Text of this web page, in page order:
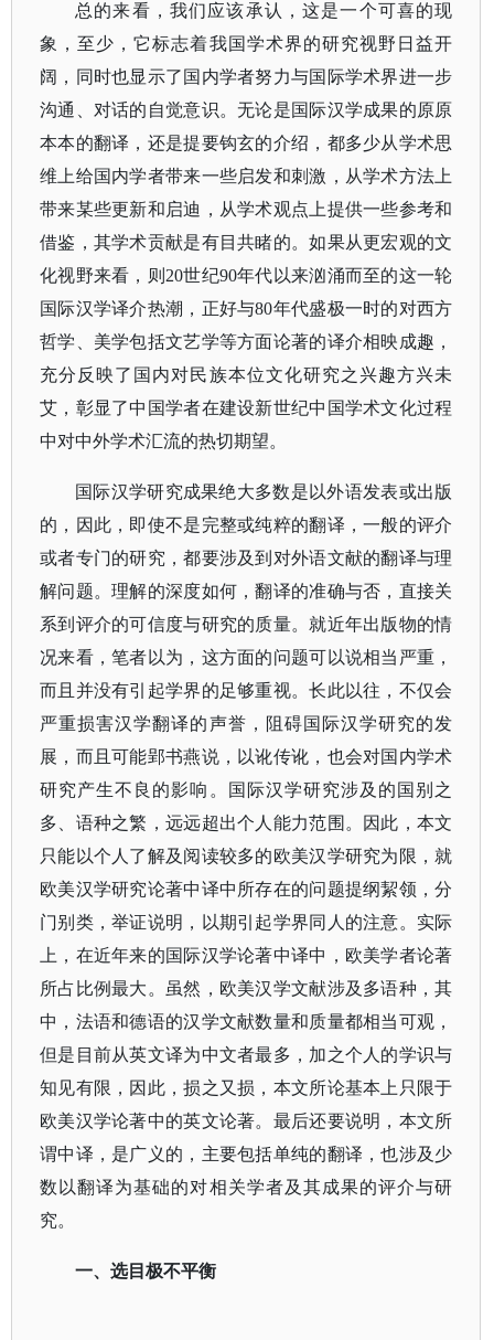
总的来看，我们应该承认，这是一个可喜的现
象，至少，它标志着我国学术界的研究视野日益开
阔，同时也显示了国内学者努力与国际学术界进一步
沟通、对话的自觉意识。无论是国际汉学成果的原原
本本的翻译，还是提要钩玄的介绍，都多少从学术思
维上给国内学者带来一些启发和刺激，从学术方法上
带来某些更新和启迪，从学术观点上提供一些参考和
借鉴，其学术贡献是有目共睹的。如果从更宏观的文
化视野来看，则 20世纪90年代以来汹涌而至的这一轮
国际汉学译介热潮，正好与80年代盛极一时的对西方
哲学、美学包括文艺学等方面论著的译介相映成趣，
充分反映了国内对民族本位文化研究之兴趣方兴未
艾，彰显了中国学者在建设新世纪中国学术文化过程
中对中外学术汇流的热切期望。
国际汉学研究成果绝大多数是以外语发表或出版
的，因此，即使不是完整或纯粹的翻译，一般的评介
或者专门的研究，都要涉及到对外语文献的翻译与理
解问题。理解的深度如何，翻译的准确与否，直接关
系到评介的可信度与研究的质量。就近年出版物的情
况来看，笔者以为，这方面的问题可以说相当严重，
而且并没有引起学界的足够重视。长此以往，不仅会
严重损害汉学翻译的声誉，阻碍国际汉学研究的发
展，而且可能郢书燕说，以讹传讹，也会对国内学术
研究产生不良的影响。国际汉学研究涉及的国别之
多、语种之繁，远远超出个人能力范围。因此，本文
只能以个人了解及阅读较多的欧美汉学研究为限，就
欧美汉学研究论著中译中所存在的问题提纲絜领，分
门别类，举证说明，以期引起学界同人的注意。实际
上，在近年来的国际汉学论著中译中，欧美学者论著
所占比例最大。虽然，欧美汉学文献涉及多语种，其
中，法语和德语的汉学文献数量和质量都相当可观，
但是目前从英文译为中文者最多，加之个人的学识与
知见有限，因此，损之又损，本文所论基本上只限于
欧美汉学论著中的英文论著。最后还要说明，本文所
谓中译，是广义的，主要包括单纯的翻译，也涉及少
数以翻译为基础的对相关学者及其成果的评介与研
究。
一、选目极不平衡